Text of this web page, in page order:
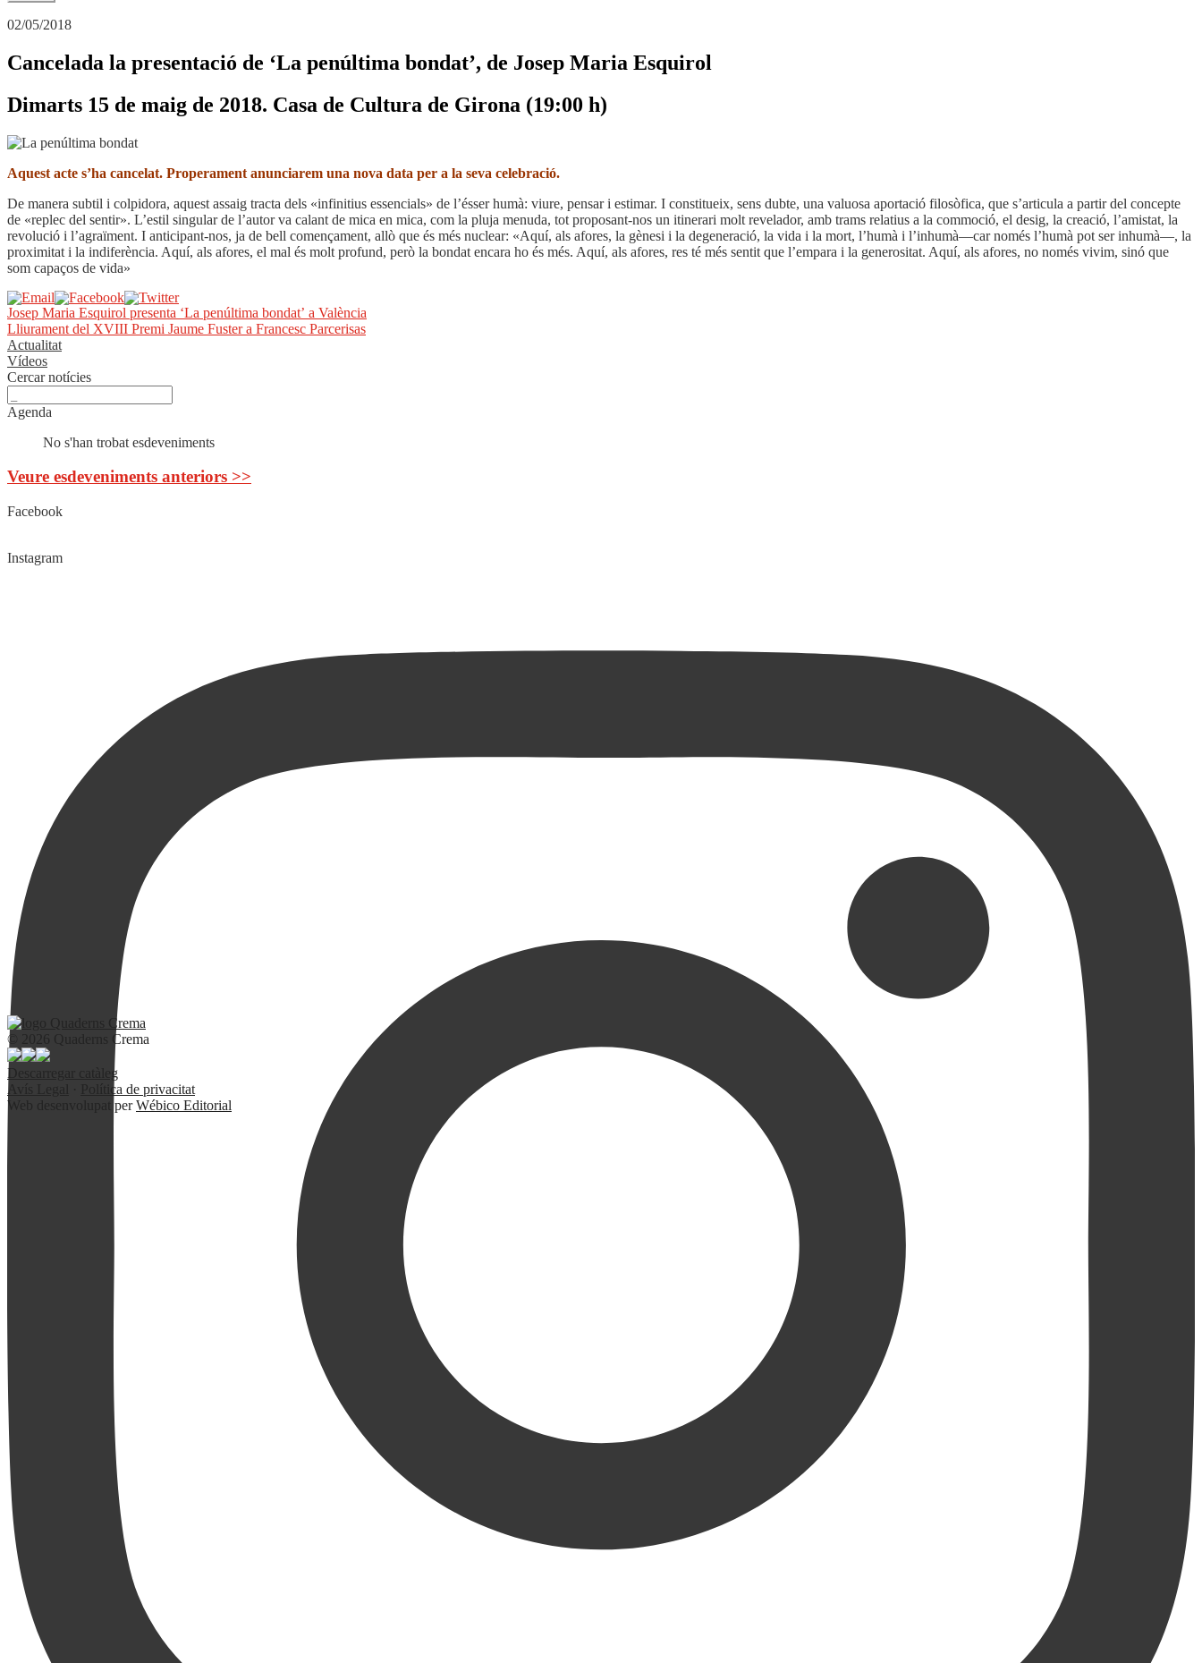
02/05/2018
Cancelada la presentació de ‘La penúltima bondat’, de Josep Maria Esquirol
Dimarts 15 de maig de 2018. Casa de Cultura de Girona (19:00 h)
Aquest acte s’ha cancelat. Properament anunciarem una nova data per a la seva celebració.
De manera subtil i colpidora, aquest assaig tracta dels «infinitius essencials» de l’ésser humà: viure, pensar i estimar. I constitueix, sens dubte, una valuosa aportació filosòfica, que s’articula a partir del concepte
de «replec del sentir». L’estil singular de l’autor va calant de mica en mica, com la pluja menuda, tot proposant-nos un itinerari molt revelador, amb trams relatius a la commoció, el desig, la creació, l’amistat, la
revolució i l’agraïment. I anticipant-nos, ja de bell començament, allò que és més nuclear: «Aquí, als afores, la gènesi i la degeneració, la vida i la mort, l’humà i l’inhumà—car només l’humà pot ser inhumà—, la
proximitat i la indiferència. Aquí, als afores, el mal és molt profund, però la bondat encara ho és més. Aquí, als afores, res té més sentit que l’empara i la generositat. Aquí, als afores, no només vivim, sinó que
som capaços de vida»
Navegació
d'entrades
Entrada
anterior:
Josep Maria Esquirol presenta ‘La penúltima bondat’ a València
Pròxima
entrada:
Lliurament del XVIII Premi Jaume Fuster a Francesc Parcerisas
Actualitat
Vídeos
Cercar notícies
Agenda
No s'han trobat esdeveniments
Veure esdeveniments anteriors >>
Facebook
Instagram
© 2026 Quaderns Crema
Descarregar catàleg
Avís Legal
Política de privacitat
Web desenvolupat perWébico Editorial